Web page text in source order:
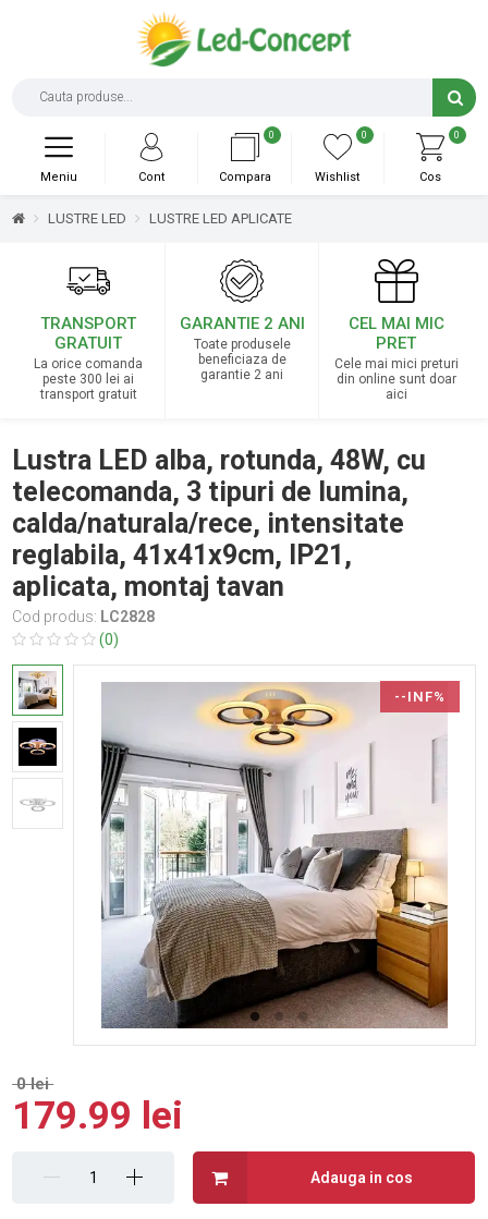
0
Cos
0
Wishlist
0
Compara
Cont
Meniu
LUSTRE LED LUSTRE LED APLICATE
TRANSPORT
GRATUIT
La orice comanda
peste 300 lei ai
transport gratuit
GARANTIE 2 ANI
Toate produsele
beneficiaza de
garantie 2 ani
CEL MAI MIC
PRET
Cele mai mici preturi
din online sunt doar
aici
Lustra LED alba, rotunda, 48W, cu
telecomanda, 3 tipuri de lumina,
calda/naturala/rece, intensitate
reglabila, 41x41x9cm, IP21,
aplicata, montaj tavan
Cod produs: LC2828
(0)
--INF%
0 lei
179.99 lei
Adauga in cos